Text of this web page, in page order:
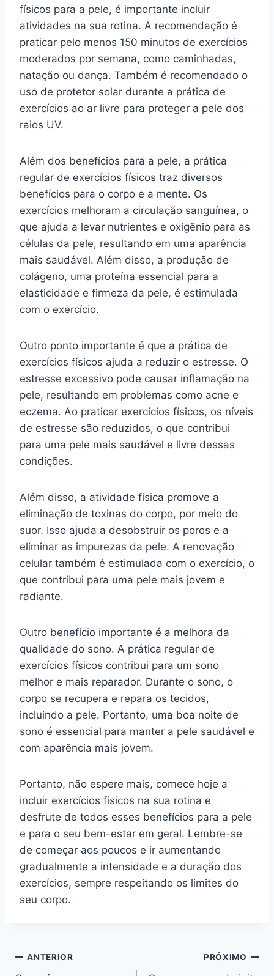
físicos para a pele, é importante incluir
atividades na sua rotina. A recomendação é
praticar pelo menos 150 minutos de exercícios
moderados por semana, como caminhadas,
natação ou dança. Também é recomendado o
uso de protetor solar durante a prática de
exercícios ao ar livre para proteger a pele dos
raios UV.
Além dos benefícios para a pele, a prática
regular de exercícios físicos traz diversos
benefícios para o corpo e a mente. Os
exercícios melhoram a circulação sanguínea, o
que ajuda a levar nutrientes e oxigênio para as
células da pele, resultando em uma aparência
mais saudável. Além disso, a produção de
colágeno, uma proteína essencial para a
elasticidade e firmeza da pele, é estimulada
com o exercício.
Outro ponto importante é que a prática de
exercícios físicos ajuda a reduzir o estresse. O
estresse excessivo pode causar inflamação na
pele, resultando em problemas como acne e
eczema. Ao praticar exercícios físicos, os níveis
de estresse são reduzidos, o que contribui
para uma pele mais saudável e livre dessas
condições.
Além disso, a atividade física promove a
eliminação de toxinas do corpo, por meio do
suor. Isso ajuda a desobstruir os poros e a
eliminar as impurezas da pele. A renovação
celular também é estimulada com o exercício, o
que contribui para uma pele mais jovem e
radiante.
Outro benefício importante é a melhora da
qualidade do sono. A prática regular de
exercícios físicos contribui para um sono
melhor e mais reparador. Durante o sono, o
corpo se recupera e repara os tecidos,
incluindo a pele. Portanto, uma boa noite de
sono é essencial para manter a pele saudável e
com aparência mais jovem.
Portanto, não espere mais, comece hoje a
incluir exercícios físicos na sua rotina e
desfrute de todos esses benefícios para a pele
e para o seu bem-estar em geral. Lembre-se
de começar aos poucos e ir aumentando
gradualmente a intensidade e a duração dos
exercícios, sempre respeitando os limites do
seu corpo.
Navegação
ANTERIOR PRÓXIMO